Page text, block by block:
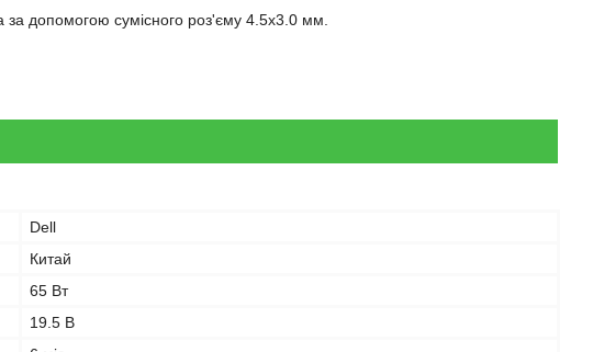
за допомогою сумісного роз'єму 4.5x3.0 мм.
Dell
Китай
65 Вт
19.5 В